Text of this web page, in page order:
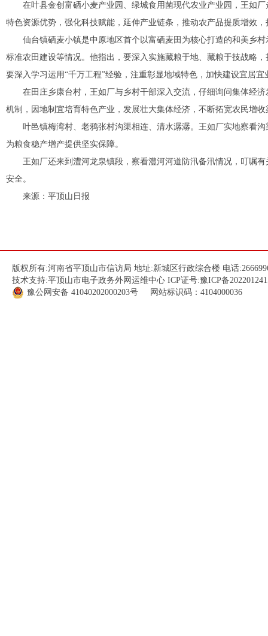
在叶县金创富硒小麦产业园、绿城食用菌现代农业产业园，王如
特色资源优势，强化科技赋能，延伸产业链条，推动农产品提质增效
仙台镇硒麦小镇是中原地区首个以富硒麦田为核心打造的和美乡
标准农田建设等情况。他指出，要深入实施藏粮于地、藏粮于技战略
要深入学习运用“千万工程”经验，注重彰显地域特色，加快建设宜居宜
在田庄乡康台村，王如厂与乡村干部深入交流，仔细询问集体经
机制，因地制宜培育特色产业，发展壮大集体经济，不断拓宽农民增收
叶邑镇梅湾村、老鸦张村沟渠相连、清水潺潺。王如厂实地察看
为粮食稳产增产提供坚实保障。
王如厂还来到澧河龙泉镇段，察看澧河河道防汛备汛情况，叮嘱
安全。
来源：平顶山日报
版权所有:河南省平顶山市信访局 地址:新城区行政综合楼 电话
技术支持:平顶山市电子政务外网运维中心 ICP证号:豫ICP备
豫公网安备 41040202000203号 网站标识码：4104000036